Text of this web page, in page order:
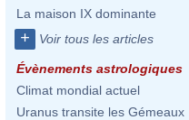
La maison IX dominante
+ Voir tous les articles
Évènements astrologiques
Climat mondial actuel
Uranus transite les Gémeaux